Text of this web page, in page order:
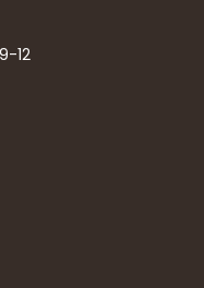
保護のために必要
得ることが困難
健全な育成の推進
体またはその委託
て，本人の同意
12